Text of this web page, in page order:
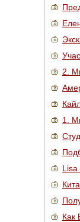
2.
1.
Lisa
Как